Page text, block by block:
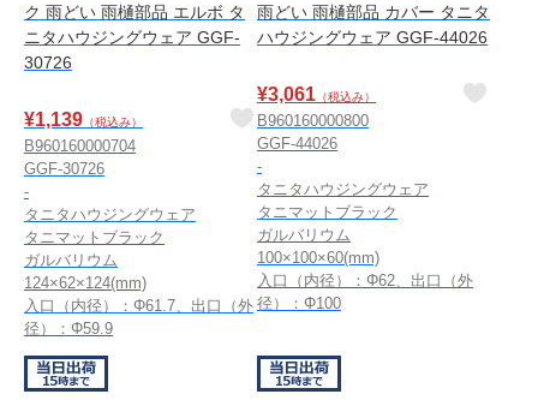
ク 雨どい 雨樋部品 エルボ タ
ニタハウジングウェア GGF-
30726
¥1,139 （税込み）
B960160000704
GGF-30726
-
タニタハウジングウェア
タニマットブラック
ガルバリウム
124×62×124(mm)
入口（内径）：Φ61.7、出口（外
径）：Φ59.9
雨どい 雨樋部品 カバー タニタ
ハウジングウェア GGF-44026
¥3,061 （税込み）
B960160000800
GGF-44026
-
タニタハウジングウェア
タニマットブラック
ガルバリウム
100×100×60(mm)
入口（内径）：Φ62、出口（外
径）：Φ100